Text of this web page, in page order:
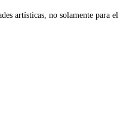
artísticas, no solamente para